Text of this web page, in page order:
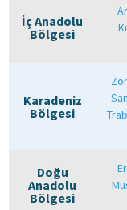
İç Anadolu
Bölgesi
Karadeniz
Bölgesi
Doğu
Anadolu
Bölgesi